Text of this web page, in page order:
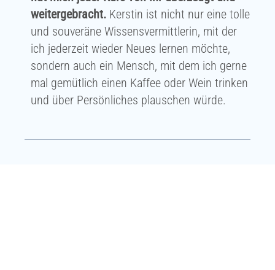
weitergebracht. Kerstin ist nicht nur eine tolle
und souveräne Wissensvermittlerin, mit der
ich jederzeit wieder Neues lernen möchte,
sondern auch ein Mensch, mit dem ich gerne
mal gemütlich einen Kaffee oder Wein trinken
und über Persönliches plauschen würde.